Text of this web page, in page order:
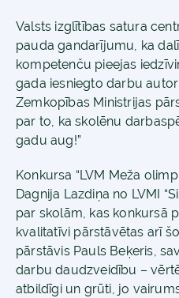
Valsts izglītības satura
pauda gandarījumu, ka
kompetenču pieejas
gada iesniegto darbu
Zemkopības Ministrijas
par to, ka skolēnu
gadu aug!”
Konkursa “LVM Meža
Dagnija Lazdiņa no LVMI
par skolām, kas konkursā
kvalitatīvi pārstāvētas arī
pārstāvis Pauls Beķeris,
darbu daudzveidību –
atbildīgi un grūti, jo